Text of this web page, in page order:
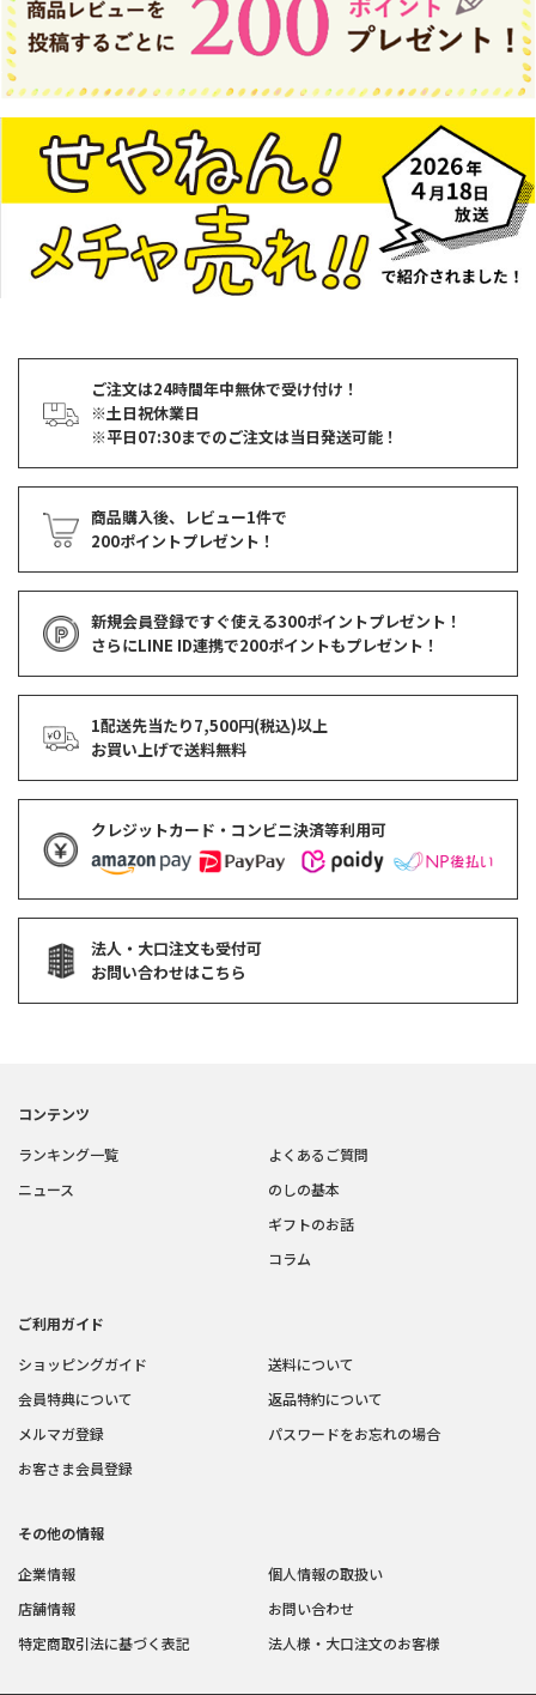
ご注文は24時間年中無休で受け付け！
※土日祝休業日
※平日07:30までのご注文は当日発送可能！
商品購入後、レビュー1件で
200ポイントプレゼント！
新規会員登録ですぐ使える300ポイントプレゼント！
さらにLINE ID連携で200ポイントもプレゼント！
1配送先当たり7,500円(税込)以上
お買い上げで送料無料
クレジットカード・コンビニ決済等利用可
法人・大口注文も受付可
お問い合わせはこちら
コンテンツ
ランキング一覧
ニュース
よくあるご質問
のしの基本
ギフトのお話
コラム
ご利用ガイド
ショッピングガイド
会員特典について
メルマガ登録
お客さま会員登録
送料について
返品特約について
パスワードをお忘れの場合
その他の情報
企業情報
店舗情報
特定商取引法に基づく表記
個人情報の取扱い
お問い合わせ
法人様・大口注文のお客様